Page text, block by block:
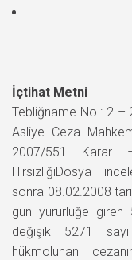
İçtihat Metni
Tebliğname No : 2 –
Asliye Ceza
2007/551 Karar
HırsızlığıDosya
sonra 08.02.2008
gün yürürlüğe giren
değişik 5271
hükmolunan